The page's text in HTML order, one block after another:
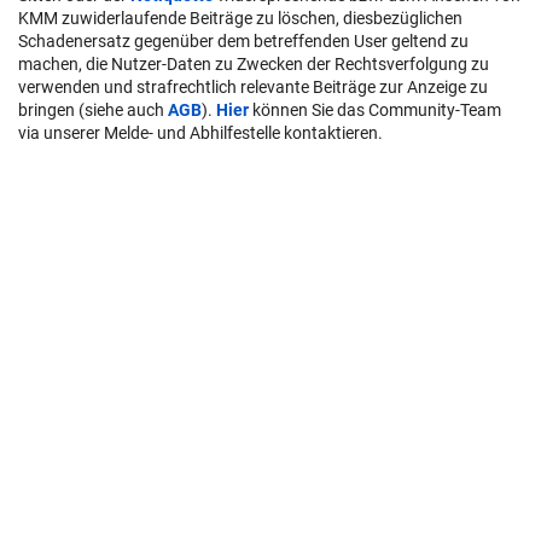
KMM zuwiderlaufende Beiträge zu löschen, diesbezüglichen
Schadenersatz gegenüber dem betreffenden User geltend zu
machen, die Nutzer-Daten zu Zwecken der Rechtsverfolgung zu
verwenden und strafrechtlich relevante Beiträge zur Anzeige zu
bringen (siehe auch AGB). Hier können Sie das Community-Team
via unserer Melde- und Abhilfestelle kontaktieren.